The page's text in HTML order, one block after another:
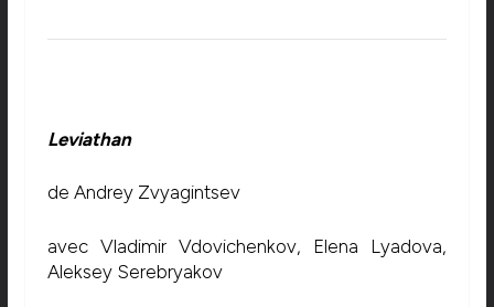
Leviathan
de Andrey Zvyagintsev
avec Vladimir Vdovichenkov, Elena Lyadova,
Aleksey Serebryakov